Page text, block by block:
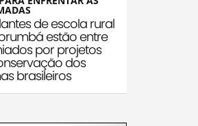
de escola rural
estão entre
por projetos
dos
brasileiros